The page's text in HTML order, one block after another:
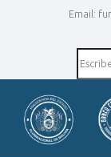
Email: